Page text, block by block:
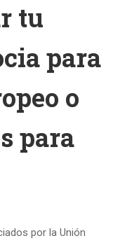
tu
para
o
para
por la Unión